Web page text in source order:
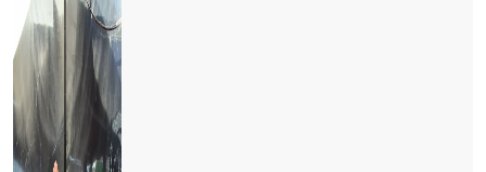
İTALYA İLE AŞK BİR BAŞKA BAHARA...
GALATAPORT OUT, YENİKAPI IN ...
TÜRSAB Başkan Adayı Kriterleri.
Türkiye Turizm Tanıtım ve Geliştirme Ajansı Hakkında;